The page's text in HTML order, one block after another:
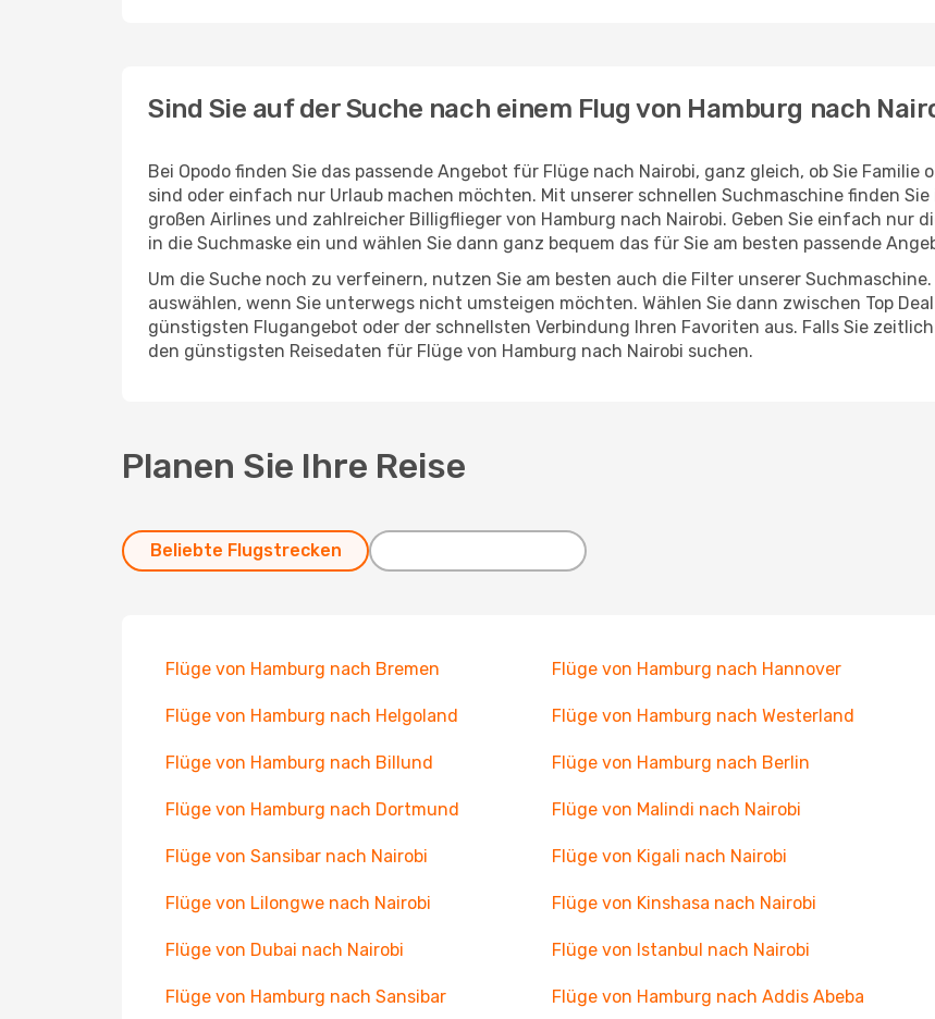
Sind Sie auf der Suche nach einem Flug von Hamburg nach
Bei Opodo finden Sie das passende Angebot für Flüge nach Nairobi, ganz gleich, ob Sie
sind oder einfach nur Urlaub machen möchten. Mit unserer schnellen Suchmaschine finden
großen Airlines und zahlreicher Billigflieger von Hamburg nach Nairobi. Geben Sie einfach nur
in die Suchmaske ein und wählen Sie dann ganz bequem das für Sie am besten passende
Um die Suche noch zu verfeinern, nutzen Sie am besten auch die Filter unserer
auswählen, wenn Sie unterwegs nicht umsteigen möchten. Wählen Sie dann zwischen Top
günstigsten Flugangebot oder der schnellsten Verbindung Ihren Favoriten aus. Falls Sie
den günstigsten Reisedaten für Flüge von Hamburg nach Nairobi suchen.
Planen Sie Ihre Reise
Beliebte Flugstrecken
Flüge von Hamburg nach Bremen Flüge von Hamburg nach Hannover
Flüge von Hamburg nach Helgoland Flüge von Hamburg nach Westerland
Flüge von Hamburg nach Billund Flüge von Hamburg nach Berlin
Flüge von Hamburg nach Dortmund Flüge von Malindi nach Nairobi
Flüge von Sansibar nach Nairobi Flüge von Kigali nach Nairobi
Flüge von Lilongwe nach Nairobi Flüge von Kinshasa nach Nairobi
Flüge von Dubai nach Nairobi Flüge von Istanbul nach Nairobi
Flüge von Hamburg nach Sansibar Flüge von Hamburg nach Addis Abeba